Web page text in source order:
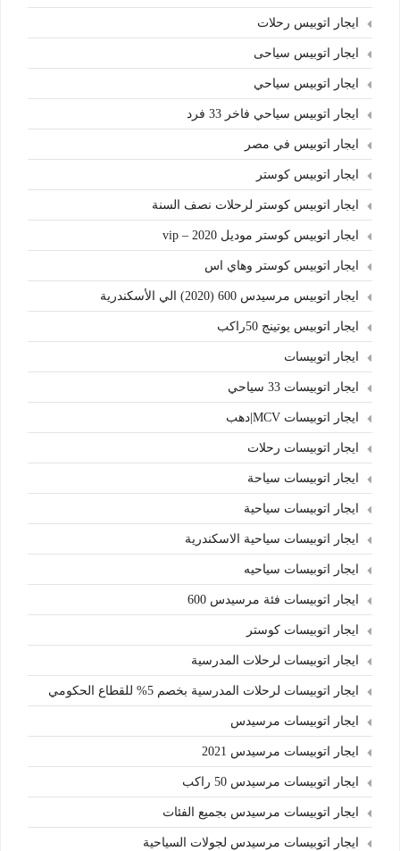
ايجار اتوبيس رحلات
ايجار اتوبيس سياحى
ايجار اتوبيس سياحي
ايجار اتوبيس سياحي فاخر 33 فرد
ايجار اتوبيس في مصر
ايجار اتوبيس كوستر
ايجار اتوبيس كوستر لرحلات نصف السنة
ايجار اتوبيس كوستر موديل 2020 – vip
ايجار اتوبيس كوستر وهاي اس
ايجار اتوبيس مرسيدس 600 (2020) الي الأسكندرية
ايجار اتوبيس يوتينج 50راكب
ايجار اتوبيسات
ايجار اتوبيسات 33 سياحي
ايجار اتوبيسات MCV|دهب
ايجار اتوبيسات رحلات
ايجار اتوبيسات سياحة
ايجار اتوبيسات سياحية
ايجار اتوبيسات سياحية الاسكندرية
ايجار اتوبيسات سياحيه
ايجار اتوبيسات فئة مرسيدس 600
ايجار اتوبيسات كوستر
ايجار اتوبيسات لرحلات المدرسية
ايجار اتوبيسات لرحلات المدرسية بخصم 5% للقطاع الحكومي
ايجار اتوبيسات مرسيدس
ايجار اتوبيسات مرسيدس 2021
ايجار اتوبيسات مرسيدس 50 راكب
ايجار اتوبيسات مرسيدس بجميع الفئات
ايجار اتوبيسات مرسيدس لجولات السياحية